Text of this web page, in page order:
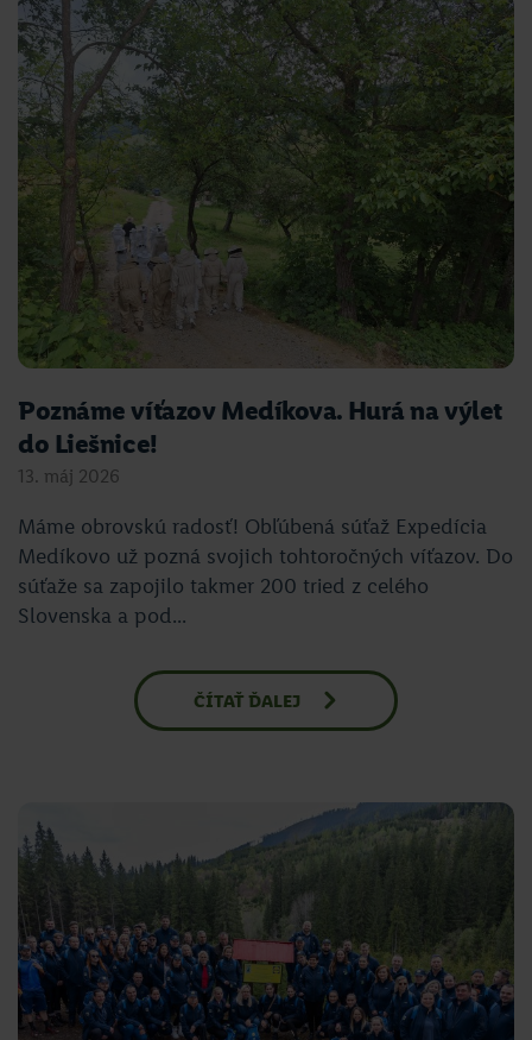
Poznáme víťazov Medíkova. Hurá na výlet
do Liešnice!
13. máj 2026
Máme obrovskú radosť! Obľúbená súťaž Expedícia
Medíkovo už pozná svojich tohtoročných víťazov. Do
súťaže sa zapojilo takmer 200 tried z celého
Slovenska a pod...
ČÍTAŤ ĎALEJ